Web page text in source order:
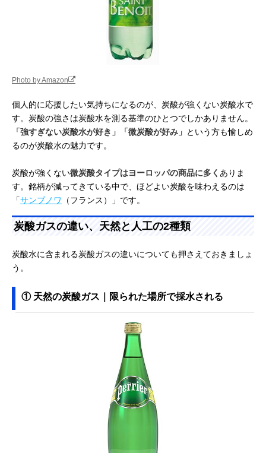
Photo by Amazon
個人的に応援したい気持ちになるのが、炭酸が強くない炭酸水で
す。炭酸の強さは炭酸水を測る基準のひとつでしかありません。
「強すぎない炭酸水が好き」「微炭酸が好み」 という方も愉しめ
るのが炭酸水の魅力です。
炭酸が強くない微炭酸タイプはヨーロッパの商品に多く ありま
す。銘柄が減ってきている中で、ほどよい炭酸を味わえるのは
「サンブノワ （フランス）」です。
炭酸ガスの違い、天然と人工の2種類
炭酸水に含まれる炭酸ガスの違いについても押さえておきましょ
う。
① 天然の炭酸ガス｜限られた場所で採水される